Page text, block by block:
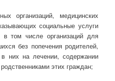
организаций, медицинских
социальные услуги
в том числе организаций для
без попечения родителей,
них на лечении, содержании
этих граждан;